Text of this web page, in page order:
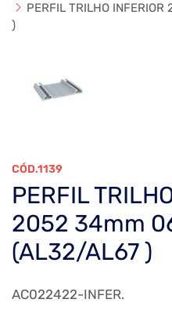
PERFIL TRILHO
)
1139
PERFIL
2052 34mm
(AL32/AL67 )
AC022422-INFER.